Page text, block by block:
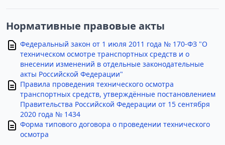
Нормативные правовые акты
Федеральный закон от 1 июля 2011 года № 170-ФЗ "О
техническом осмотре транспортных средств и о
внесении изменений в отдельные законодательные
акты Российской Федерации"
Правила проведения технического осмотра
транспортных средств, утверждённые постановлением
Правительства Российской Федерации от 15 сентября
2020 года № 1434
Форма типового договора о проведении технического
осмотра